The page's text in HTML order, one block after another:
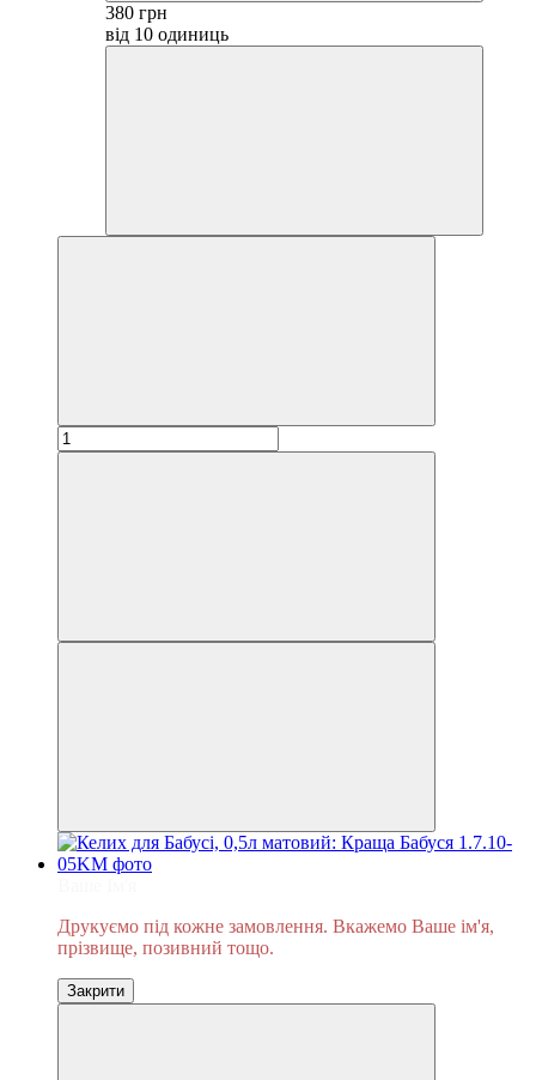
380 грн
від 10 одиниць
Друкуємо під кожне замовлення. Вкажемо Ваше ім'я,
прізвище, позивний тощо.
Закрити